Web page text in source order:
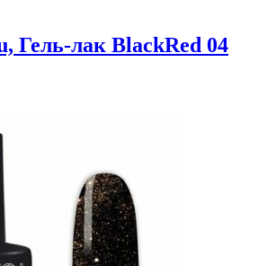
Гель-лак BlackRed 04